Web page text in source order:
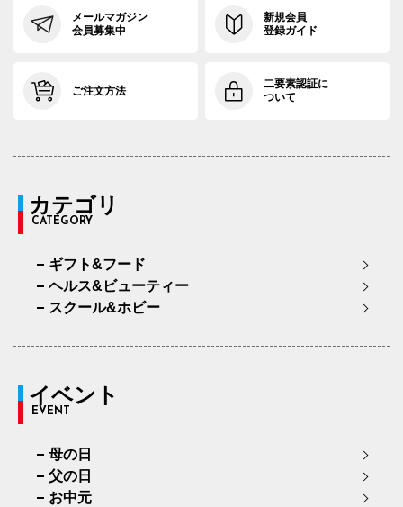
メールマガジン
会員募集中
新規会員
登録ガイド
ご注文方法
二要素認証に
ついて
カテゴリ
CATEGORY
ギフト&フード
ヘルス&ビューティー
スクール&ホビー
イベント
EVENT
母の日
父の日
お中元